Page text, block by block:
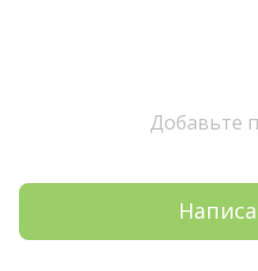
Добавьте